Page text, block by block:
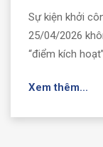
Sự kiện khởi
25/04/2026
“điểm kích
Xem thêm...